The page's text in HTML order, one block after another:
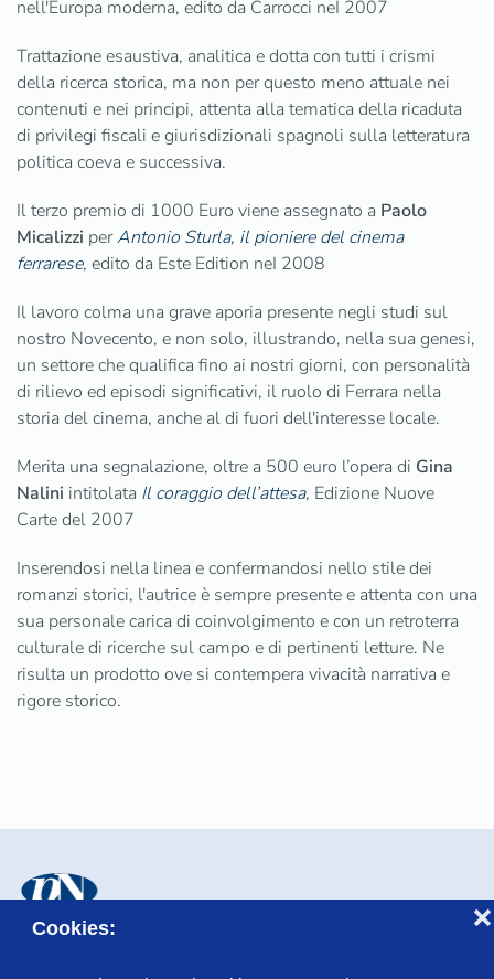
Cookies: ❌
nell'Europa moderna, edito da Carrocci neI 2007
Trattazione esaustiva, analitica e dotta con tutti i crismi
della ricerca storica, ma non per questo meno attuale nei
contenuti e nei principi, attenta alla tematica della ricaduta
di privilegi fiscali e giurisdizionali spagnoli sulla letteratura
politica coeva e successiva.
Il terzo premio di 1000 Euro viene assegnato a Paolo
Micalizzi perAntonio Sturla, il pioniere del cinema
ferrarese, edito da Este Edition neI 2008
Il lavoro colma una grave aporia presente negli studi sul
nostro Novecento, e non solo, illustrando, nella sua genesi,
un settore che qualifica fino ai nostri giorni, con personalità
di rilievo ed episodi significativi, il ruolo di Ferrara nella
storia del cinema, anche al di fuori dell'interesse locale.
Merita una segnalazione, oltre a 500 euro l’opera di Gina
Nalini intitolata Il coraggio dell’attesa, Edizione Nuove
Carte del 2007
Inserendosi nella linea e confermandosi nello stile dei
romanzi storici, l'autrice è sempre presente e attenta con una
sua personale carica di coinvolgimento e con un retroterra
culturale di ricerche sul campo e di pertinenti letture. Ne
risulta un prodotto ove si contempera vivacità narrativa e
rigore storico.